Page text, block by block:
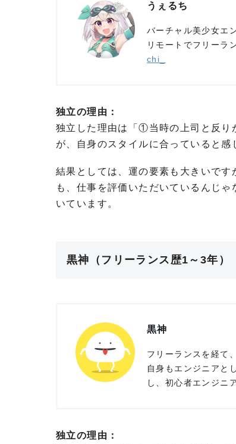
うぇるち
バーチャル美少女エ
リモートでフリーラ
chi_
独立の理由：
独立した理由は「①当時の上司と反り
が、自身のスタイルに合っていると感
結果としては、運の要素も大きいで
も、仕事を評価いただいているんじ
いています。
黒神（フリーランス歴1～3年）
黒神
フリーランスを経て
自身もエンジニアと
し、初心者エンジニ
独立の理由：